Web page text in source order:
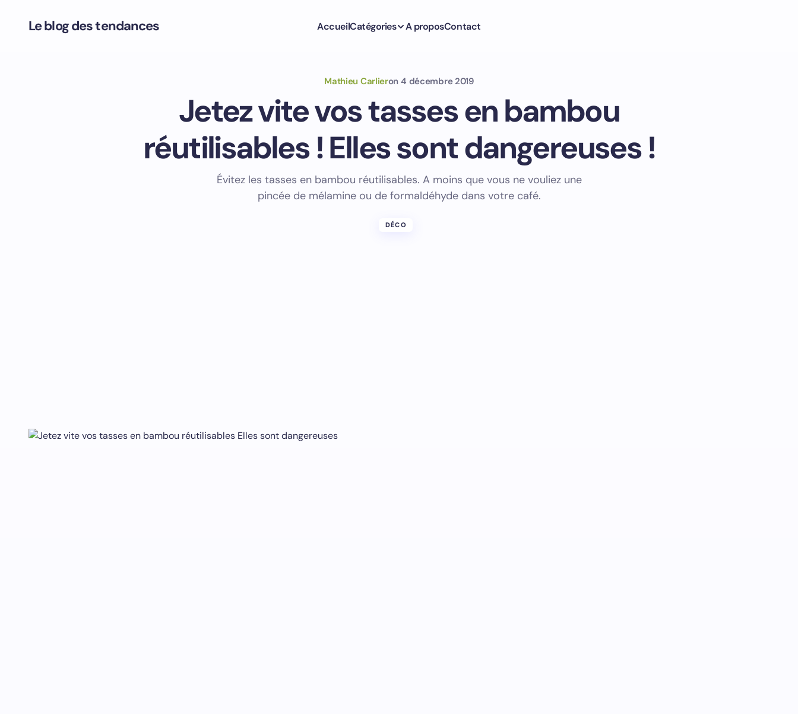
Le blog des tendances AccueilCatégories A proposContact
Mathieu Carlieron 4 décembre 2019
Jetez vite vos tasses en bambou
réutilisables ! Elles sont dangereuses !
Évitez les tasses en bambou réutilisables. A moins que vous ne vouliez une
pincée de mélamine ou de formaldéhyde dans votre café.
DÉCO